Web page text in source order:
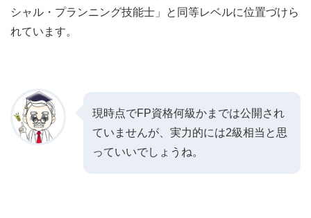
シャル・プランニング技能士」と同等レベルに位置づけら
れています。
現時点でFP資格何級かまでは公開され
ていませんが、実力的には2級相当と思
っていいでしょうね。